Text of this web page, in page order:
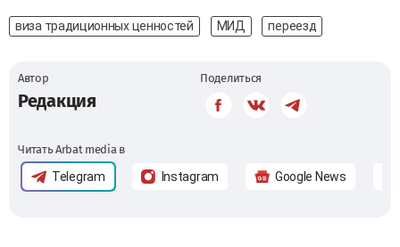
виза традиционных ценностей МИД переезд
Автор
Редакция
Поделиться
Читать Arbat media в
Telegram Instagram Google News